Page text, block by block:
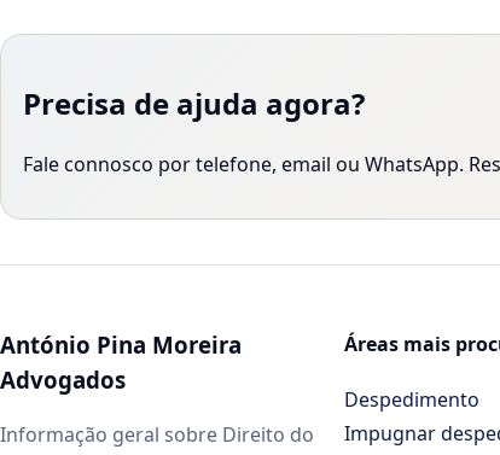
Precisa de ajuda agora?
Fale connosco por telefone, email ou WhatsApp.
António Pina Moreira
Advogados
Informação geral sobre Direito do
Áreas mais
Despedimento
Impugnar